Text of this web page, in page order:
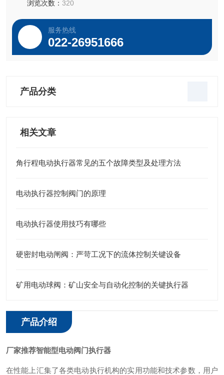
浏览次数： 320
服务热线
022-26951666
产品分类
相关文章
角行程电动执行器常见的五个故障类型及处理方法
电动执行器控制阀门的原理
电动执行器使用技巧有哪些
硬密封电动闸阀：严苛工况下的流体控制关键设备
矿用电动球阀：矿山安全与自动化控制的关键执行器
产品介绍
厂家推荐智能型电动阀门执行器
在性能上汇集了各类电动执行机构的实用功能和技术参数，用户